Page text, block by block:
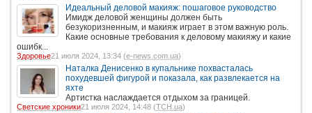
Идеальный деловой макияж: пошаговое руководство
Имидж деловой женщины должен быть
безукоризненным, и макияж играет в этом важную роль.
Какие основные требования к деловому макияжу и какие
ошибк...
Здоровье21 июля 2024, 13:34 (e-news.com.ua)
Наталка Денисенко в купальнике похвасталась
похудевшей фигурой и показала, как развлекается на
яхте
Артистка наслаждается отдыхом за границей.
Светские хроники21 июля 2024, 14:48 (ТСН.ua)